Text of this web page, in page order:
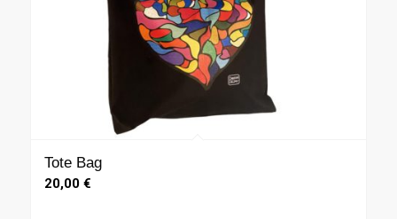
Tote Bag
20,00 €